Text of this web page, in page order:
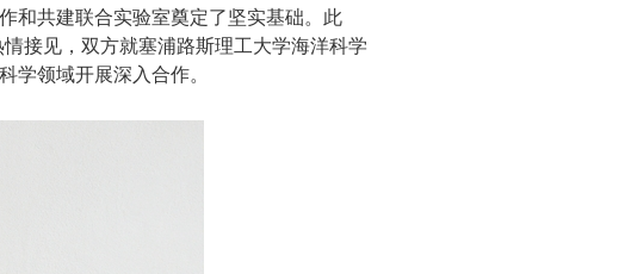
和共建联合实验室奠定了坚实基础。此
情接见，双方就塞浦路斯理工大学海洋科学
学领域开展深入合作。